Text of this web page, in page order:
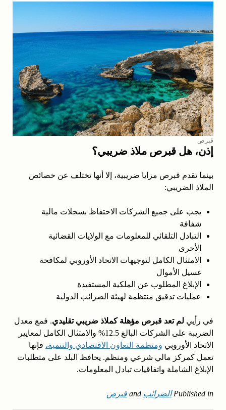
قبرص
إذن، هل قبرص ملاذ ضريبي؟
بينما تقدم قبرص مزايا ضريبية، إلا أنها تختلف عن خصائص
الملاذ الضريبي:
يجب على جميع الشركات الاحتفاظ بسجلات مالية
شفافة
التبادل التلقائي للمعلومات مع الولايات القضائية
الأخرى
الامتثال الكامل لتوجيهات الاتحاد الأوروبي لمكافحة
غسيل الأموال
الإبلاغ المطلوب عن الملكية المستفيدة
عمليات تدقيق منتظمة لهيئة الضرائب الدولية
في رأيي لم تعد قبرص مؤهلة كملاذ ضريبي تقليدي. فمع معدل
الضريبة على الشركات البالغ 12.5% والامتثال الكامل لمعايير
الاتحاد الأوروبي ومنظمة التعاون الاقتصادي والتنمية، فإنها
تعمل كمركز مالي شرعي ومنظم. يحافظ البلد على متطلبات
الإبلاغ الشاملة واتفاقيات تبادل المعلومات.
Published in الضرائب قبرص